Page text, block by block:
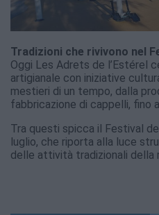
Tradizioni che rivivono nel
Oggi Les Adrets de l’Estérel
artigianale con iniziative
mestieri di un tempo, dalla
fabbricazione di cappelli, fino
Tra questi spicca il Festival
luglio, che riporta alla luce
delle attività tradizionali della